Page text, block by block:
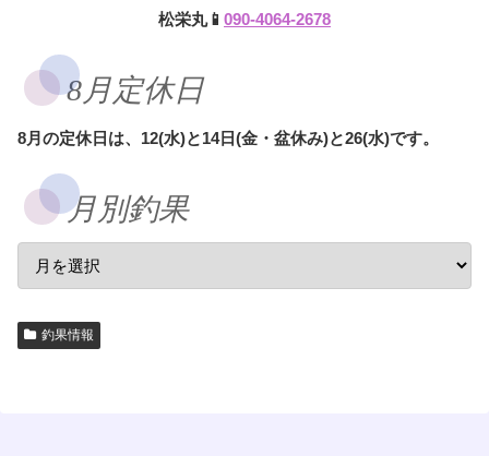
松栄丸📱 090-4064-2678
8月定休日
8月の定休日は、12(水)と14日(金・盆休み)と26(水)です。
月別釣果
釣果情報